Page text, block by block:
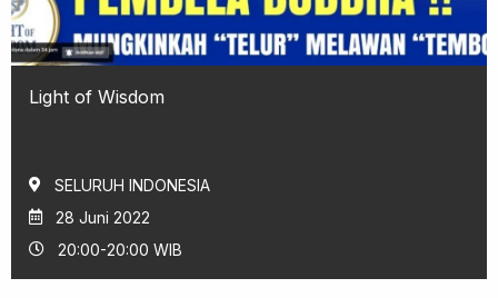
Light of Wisdom
SELURUH INDONESIA
28 Juni 2022
20:00-20:00 WIB